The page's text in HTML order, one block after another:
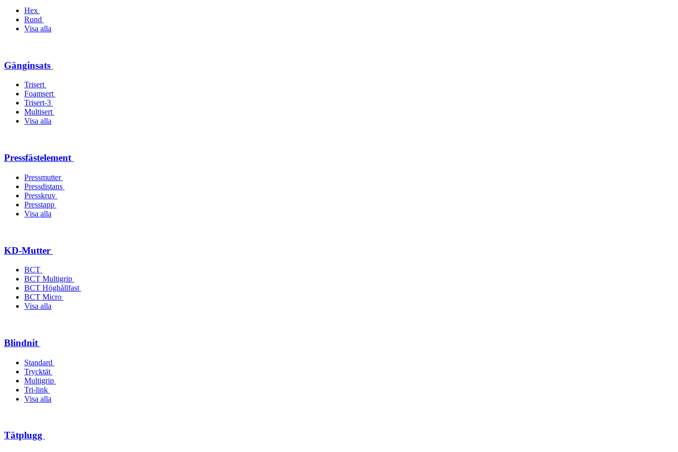
Hex
Rund
Visa alla
Gänginsats
Trisert
Foamsert
Trisert-3
Multisert
Visa alla
Pressfästelement
Pressmutter
Pressdistans
Presskruv
Presstapp
Visa alla
KD-Mutter
BCT
BCT Multigrip
BCT Höghållfast
BCT Micro
Visa alla
Blindnit
Standard
Trycktät
Multigrip
Tri-link
Visa alla
Tätplugg